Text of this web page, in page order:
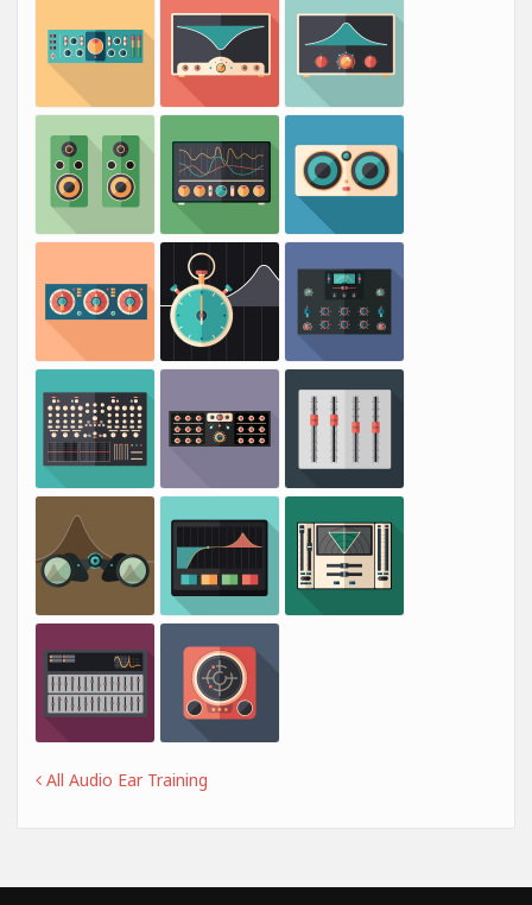
All Audio Ear Training